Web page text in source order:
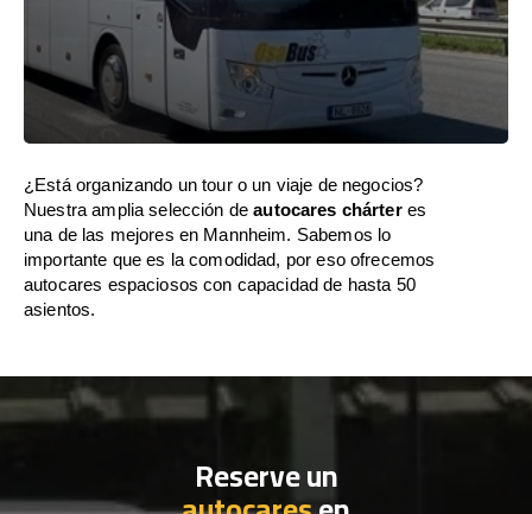
¿Está organizando un tour o un viaje de negocios?
Nuestra amplia selección deautocares chárteres
una de las mejores en Mannheim. Sabemos lo
importante que es la comodidad, por eso ofrecemos
autocares espaciosos con capacidad de hasta 50
asientos.
Reserve un